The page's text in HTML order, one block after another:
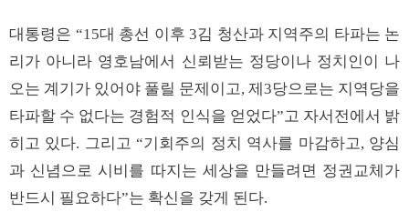
대통령은 “15대 총선 이후 3김 청산과 지역주의 타파는 논
리가 아니라 영호남에서 신뢰받는 정당이나 정치인이 나
오는 계기가 있어야 풀릴 문제이고, 제3당으로는 지역당을
타파할 수 없다는 경험적 인식을 얻었다”고 자서전에서 밝
히고 있다. 그리고 “기회주의 정치 역사를 마감하고, 양심
과 신념으로 시비를 따지는 세상을 만들려면 정권교체가
반드시 필요하다”는 확신을 갖게 된다.